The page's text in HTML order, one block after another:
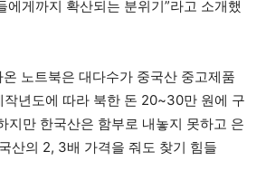
에게까지 확산되는 분위기”라고 소개했
노트북은 대다수가 중국산 중고제품
작년도에 따라 북한 돈 20~30만 원에 구
지만 한국산은 함부로 내놓지 못하고 은
산의 2, 3배 가격을 줘도 찾기 힘들